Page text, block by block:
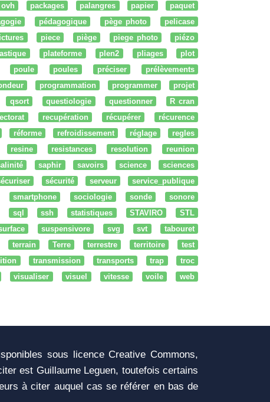
ovh packages palangres papier
paquet
pédagogique pège photo
pelicase
piece piège piege photo
piézo
plateforme plen2 pliages
plot
poule poules préciser
prélèvements
programmation programmer
projet
qsort questiologie questionner
R cran
recupération récupérer
récurence
réforme refroidissement réglage
regles
resine resistances resolution
reunion
saphir savoirs science
sciences
sécurité serveur
service_publique
smartphone sociologie sonde
sonore
sql ssh statistiques STAVIRO
STL
suspensivore svg svt
tabouret
terrain Terre terrestre territoire
test
transmission transports trap
troc
visualiser visuel vitesse voile
web
sous licence Creative Commons,
est Guillaume Leguen, toutefois certains
à citer auquel cas se référer en bas de